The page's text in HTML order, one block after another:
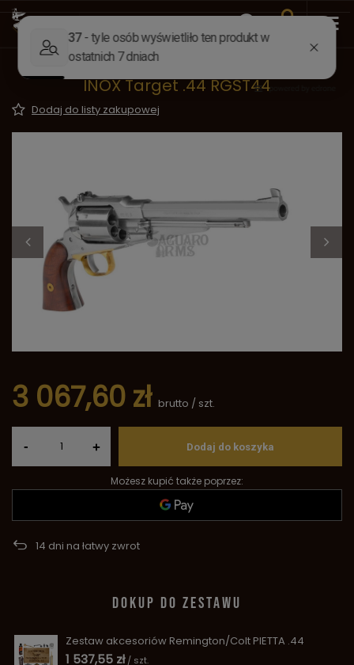
Strona główna Rewolwery kapiszonowe
Rewolwer czarnoprochowy Remington
INOX Target .44 RGST44
Dodaj do listy zakupowej
3 067,60 zł brutto / szt.
- + Dodaj do koszyka
Możesz kupić także poprzez:
14 dni na łatwy zwrot
DOKUP DO ZESTAWU
Zestaw akcesoriów Remington/Colt PIETTA .44
1 537,55 zł / szt.